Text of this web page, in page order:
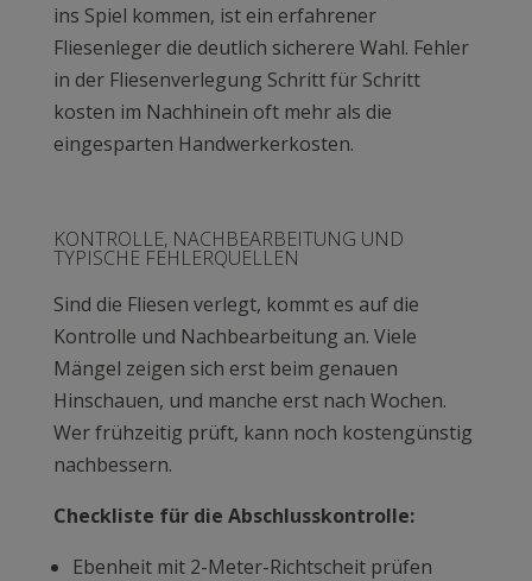
ins Spiel kommen, ist ein erfahrener
Fliesenleger die deutlich sicherere Wahl. Fehler
in der Fliesenverlegung Schritt für Schritt
kosten im Nachhinein oft mehr als die
eingesparten Handwerkerkosten.
KONTROLLE, NACHBEARBEITUNG UND
TYPISCHE FEHLERQUELLEN
Sind die Fliesen verlegt, kommt es auf die
Kontrolle und Nachbearbeitung an. Viele
Mängel zeigen sich erst beim genauen
Hinschauen, und manche erst nach Wochen.
Wer frühzeitig prüft, kann noch kostengünstig
nachbessern.
Checkliste für die Abschlusskontrolle:
Ebenheit mit 2-Meter-Richtscheit prüfen